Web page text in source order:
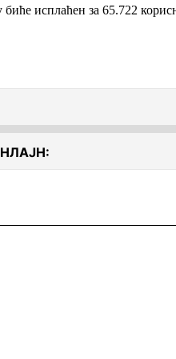
биће исплаћен за 65.722